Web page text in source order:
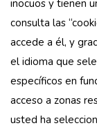
inocuos y tienen
consulta las
accede a él, y
el idioma que
específicos en
acceso a zonas
usted ha